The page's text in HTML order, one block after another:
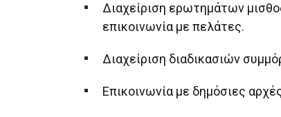
Διαχείριση ερωτημάτων
επικοινωνία με πελάτες.
Διαχείριση διαδικασιών
Επικοινωνία με δημόσιες